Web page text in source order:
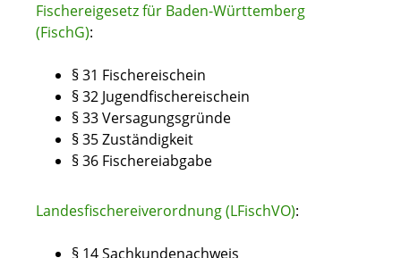
Fischereigesetz für Baden-Württemberg
(FischG):
§ 31 Fischereischein
§ 32 Jugendfischereischein
§ 33 Versagungsgründe
§ 35 Zuständigkeit
§ 36 Fischereiabgabe
Landesfischereiverordnung (LFischVO):
§ 14Sachkundenachweis